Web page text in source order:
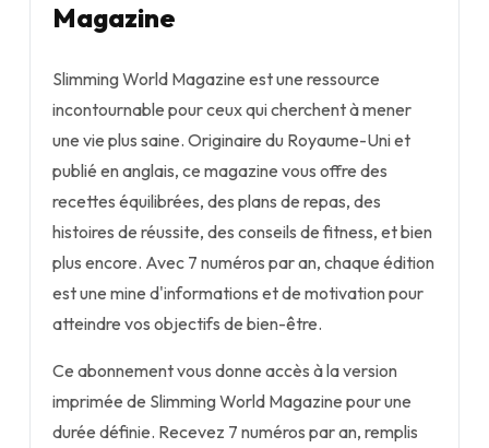
Magazine
Slimming World Magazine est une ressource
incontournable pour ceux qui cherchent à mener
une vie plus saine. Originaire du Royaume-Uni et
publié en anglais, ce magazine vous offre des
recettes équilibrées, des plans de repas, des
histoires de réussite, des conseils de fitness, et bien
plus encore. Avec 7 numéros par an, chaque édition
est une mine d'informations et de motivation pour
atteindre vos objectifs de bien-être.
Ce abonnement vous donne accès à la version
imprimée de Slimming World Magazine pour une
durée définie. Recevez 7 numéros par an, remplis